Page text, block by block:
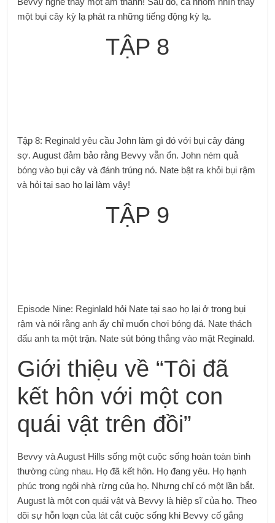
một bụi cây kỳ lạ phát ra những tiếng động kỳ lạ.
TẬP 8
Tập 8: Reginald yêu cầu John làm gì đó với bụi cây đáng
sợ. August đảm bảo rằng Bevvy vẫn ổn. John ném quả
bóng vào bụi cây và đánh trúng nó. Nate bật ra khỏi bụi rậm
và hỏi tại sao họ lại làm vậy!
TẬP 9
Episode Nine: Reginlald hỏi Nate tại sao họ lại ở trong bụi
rậm và nói rằng anh ấy chỉ muốn chơi bóng đá. Nate thách
đấu anh ta một trận. Nate sút bóng thẳng vào mặt Reginald.
Giới thiệu về “Tôi đã
kết hôn với một con
quái vật trên đồi”
Bevvy và August Hills sống một cuộc sống hoàn toàn bình
thường cùng nhau. Họ đã kết hôn. Họ đang yêu. Họ hạnh
phúc trong ngôi nhà rừng của họ. Nhưng chỉ có một lần bắt.
August là một con quái vật và Bevvy là hiệp sĩ của họ. Theo
dõi sự hỗn loạn của lát cắt cuộc sống khi Bevvy cố gắng